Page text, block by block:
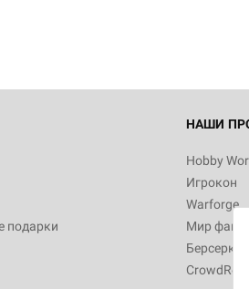
подарки
НАШИ
Hobby
Игрокон
Warforge
Мир
Берсерк